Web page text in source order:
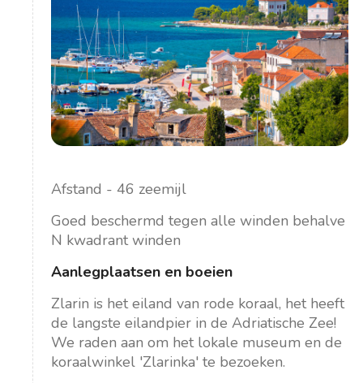
Afstand - 46 zeemijl
Goed beschermd tegen alle winden behalve
N kwadrant winden
Aanlegplaatsen en boeien
Zlarin is het eiland van rode koraal, het heeft
de langste eilandpier in de Adriatische Zee!
We raden aan om het lokale museum en de
koraalwinkel 'Zlarinka' te bezoeken.